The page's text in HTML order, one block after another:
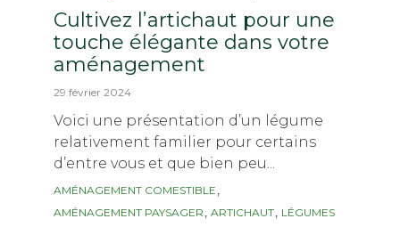
Cultivez l’artichaut pour une
touche élégante dans votre
aménagement
29 février 2024
Voici une présentation d’un légume
relativement familier pour certains
d’entre vous et que bien peu...
Tags
AMÉNAGEMENT COMESTIBLE ,
AMÉNAGEMENT PAYSAGER , ARTICHAUT, LÉGUMES